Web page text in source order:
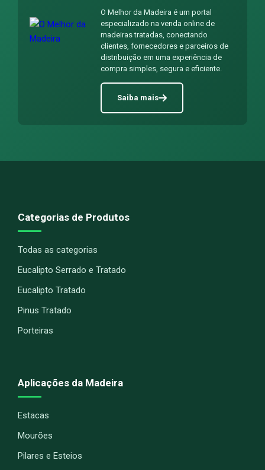
O Melhor da Madeira é um portal
especializado na venda online de
madeiras tratadas, conectando
clientes, fornecedores e parceiros de
distribuição em uma experiência de
compra simples, segura e eficiente.
Saiba mais
Categorias de Produtos
Todas as categorias
Eucalipto Serrado e Tratado
Eucalipto Tratado
Pinus Tratado
Porteiras
Aplicações da Madeira
Estacas
Mourões
Pilares e Esteios